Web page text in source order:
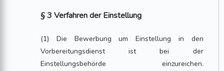
§ 3 Verfahren der Einstellung
(1) Die Bewerbung um Einstellung in den
Vorbereitungsdienst ist bei der
Einstellungsbehörde einzureichen.